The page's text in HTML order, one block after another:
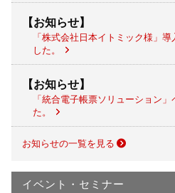
【お知らせ】
「株式会社日本イトミック様」
した。
【お知らせ】
「統合電子帳票ソリューション
た。
お知らせの一覧を見る
イベント・セミナー